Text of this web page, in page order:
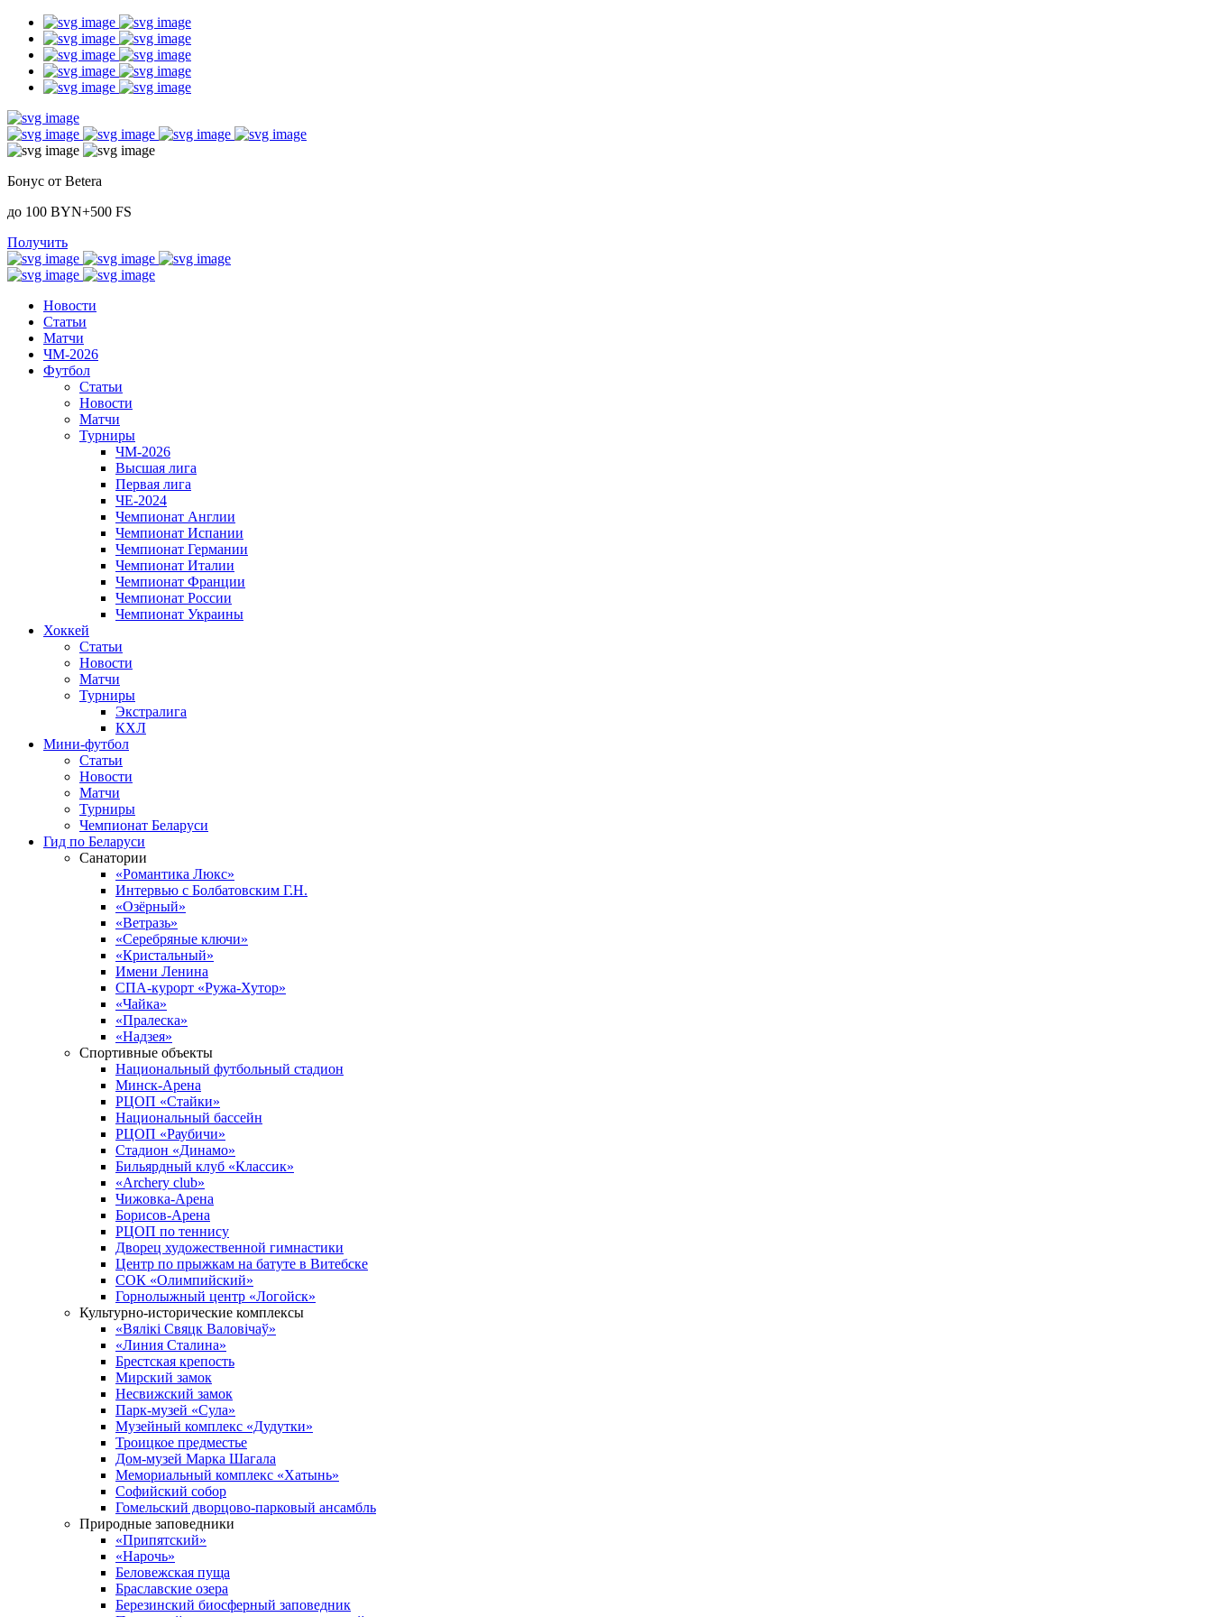
Бонус от Betera
до 100 BYN+500 FS
Получить
Новости
Статьи
Матчи
ЧМ-2026
Футбол
Статьи
Новости
Матчи
Турниры
ЧМ-2026
Высшая лига
Первая лига
ЧЕ-2024
Чемпионат Англии
Чемпионат Испании
Чемпионат Германии
Чемпионат Италии
Чемпионат Франции
Чемпионат России
Чемпионат Украины
Хоккей
Статьи
Новости
Матчи
Турниры
Экстралига
КХЛ
Мини-футбол
Статьи
Новости
Матчи
Турниры
Чемпионат Беларуси
Гид по Беларуси
Санатории
«Романтика Люкс»
Интервью с Болбатовским Г.Н.
«Озёрный»
«Ветразь»
«Серебряные ключи»
«Кристальный»
Имени Ленина
СПА-курорт «Ружа-Хутор»
«Чайка»
«Пралеска»
«Надзея»
Спортивные объекты
Национальный футбольный стадион
Минск-Арена
РЦОП «Стайки»
Национальный бассейн
РЦОП «Раубичи»
Стадион «Динамо»
Бильярдный клуб «Классик»
«Archery club»
Чижовка-Арена
Борисов-Арена
РЦОП по теннису
Дворец художественной гимнастики
Центр по прыжкам на батуте в Витебске
СОК «Олимпийский»
Горнолыжный центр «Логойск»
Культурно-исторические комплексы
«Вялікі Свяцк Валовічаў»
«Линия Сталина»
Брестская крепость
Мирский замок
Несвижский замок
Парк-музей «Сула»
Музейный комплекс «Дудутки»
Троицкое предместье
Дом-музей Марка Шагала
Мемориальный комплекс «Хатынь»
Софийский собор
Гомельский дворцово-парковый ансамбль
Природные заповедники
«Припятский»
«Нарочь»
Беловежская пуща
Браславские озера
Березинский биосферный заповедник